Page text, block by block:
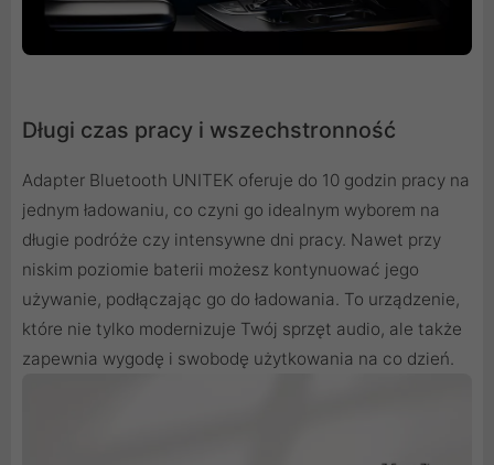
Długi czas pracy i wszechstronność
Adapter Bluetooth UNITEK oferuje do 10 godzin pracy na
jednym ładowaniu, co czyni go idealnym wyborem na
długie podróże czy intensywne dni pracy. Nawet przy
niskim poziomie baterii możesz kontynuować jego
używanie, podłączając go do ładowania. To urządzenie,
które nie tylko modernizuje Twój sprzęt audio, ale także
zapewnia wygodę i swobodę użytkowania na co dzień.